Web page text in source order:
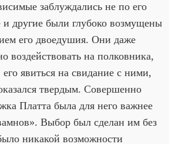
заблуждались не по его
другие были глубоко возмущены
его двоедушия. Они даже
воздействовать на полковника,
явиться на свидание с ними,
твердым. Совершенно
Платта была для него важнее
Выбор был сделан им без
никакой возможности